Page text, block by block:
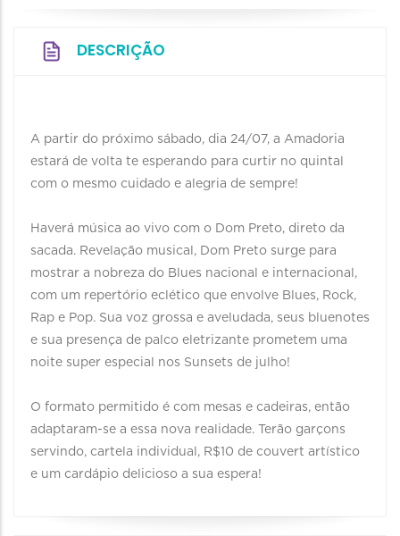
DESCRIÇÃO
A partir do próximo sábado, dia 24/07, a Amadoria
estará de volta te esperando para curtir no quintal
com o mesmo cuidado e alegria de sempre!
Haverá música ao vivo com o Dom Preto, direto da
sacada. Revelação musical, Dom Preto surge para
mostrar a nobreza do Blues nacional e internacional,
com um repertório eclético que envolve Blues, Rock,
Rap e Pop. Sua voz grossa e aveludada, seus bluenotes
e sua presença de palco eletrizante prometem uma
noite super especial nos Sunsets de julho! ⠀
O formato permitido é com mesas e cadeiras, então
adaptaram-se a essa nova realidade. Terão garçons
servindo, cartela individual, R$10 de couvert artístico
e um cardápio delicioso a sua espera!⠀⠀